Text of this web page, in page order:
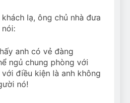
lạ, ông chủ nhà đưa
anh có vẻ đàng
ngủ chung phòng với
điều kiện là anh không
nó!